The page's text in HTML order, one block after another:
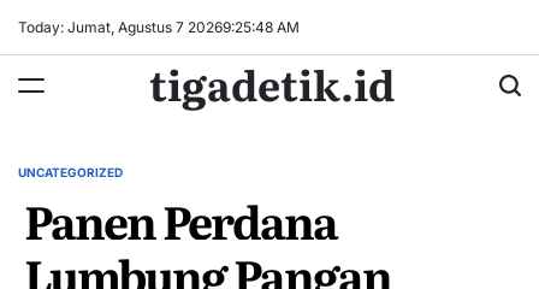
Today: Jumat, Agustus 7 20269:25:49 AM
tigadetik.id
POSTED
UNCATEGORIZED
Panen Perdana
Lumbung Pangan